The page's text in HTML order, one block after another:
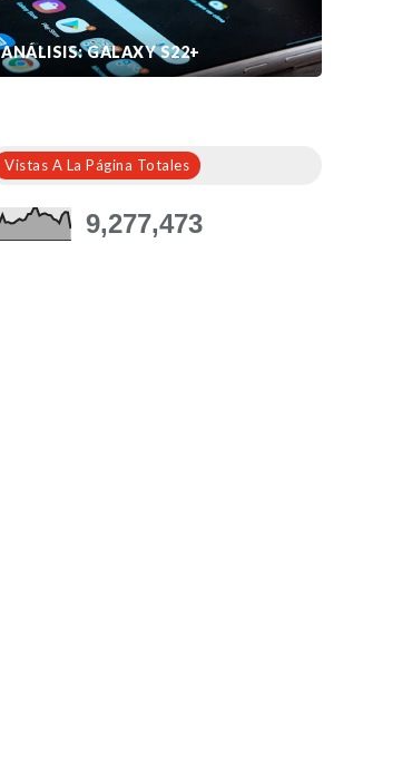
ANÁLISIS: GALAXY S22+
Vistas A La Página Totales
9,277,473